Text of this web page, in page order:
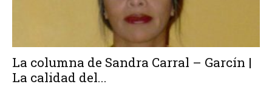
La columna de Sandra Carral – Garcín |
La calidad del...